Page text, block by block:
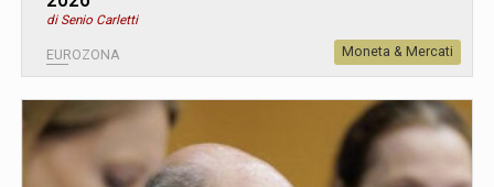
di Senio Carletti
EUROZONA Moneta & Mercati